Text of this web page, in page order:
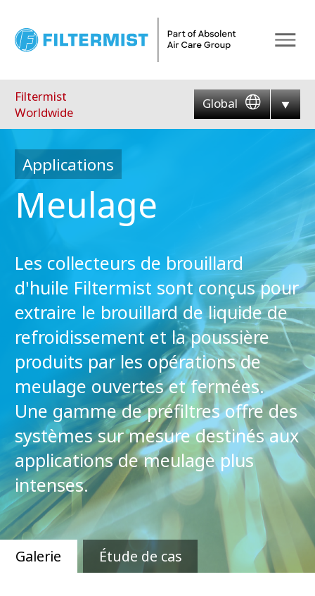
Filtermist
Worldwide
Global
Applications
Meulage
Les collecteurs de brouillard
d'huile Filtermist sont conçus pour
extraire le brouillard de liquide de
refroidissement et la poussière
produits par les opérations de
meulage ouvertes et fermées.
Une gamme de préfiltres offre des
systèmes sur mesure destinés aux
applications de meulage plus
intenses.
Galerie Étude de cas